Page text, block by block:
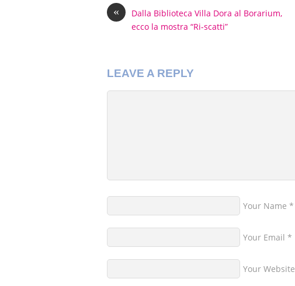
«
Dalla Biblioteca Villa Dora al Borarium,
ecco la mostra “Ri-scatti”
LEAVE A REPLY
Your Name *
Your Email *
Your Website